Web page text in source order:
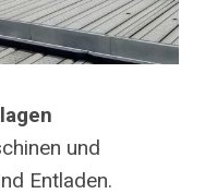
und
Entladen.